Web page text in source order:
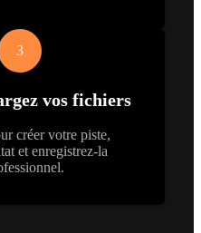
3
vos fichiers
créer votre piste,
et enregistrez-la